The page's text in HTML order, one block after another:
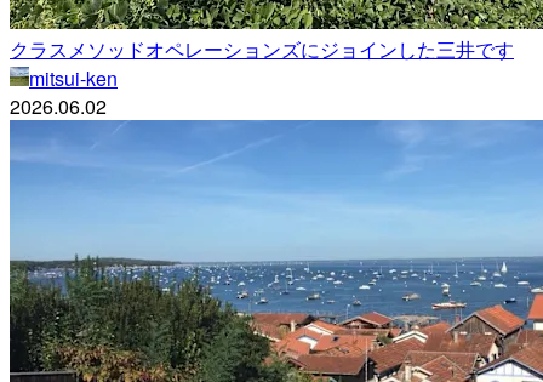
クラスメソッドオペレーションズにジョインした三井です
mitsui-ken
2026.06.02